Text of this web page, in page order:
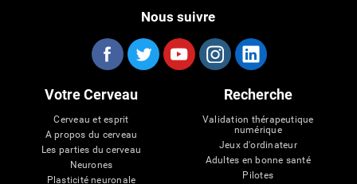
Nous suivre
Votre Cerveau
Cerveau et esprit
A propos du cerveau
Les parties du cerveau
Neurones
Plasticité neuronale
Recherche
Validation thérapeutique
numérique
Jeux d'ordinateur
Adultes en bonne santé
Pilotes